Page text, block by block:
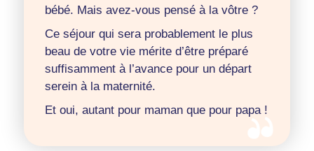
bébé. Mais avez-vous pensé à la vôtre ?
Ce séjour qui sera probablement le plus
beau de votre vie mérite d’être préparé
suffisamment à l’avance pour un départ
serein à la maternité.
Et oui, autant pour maman que pour papa !